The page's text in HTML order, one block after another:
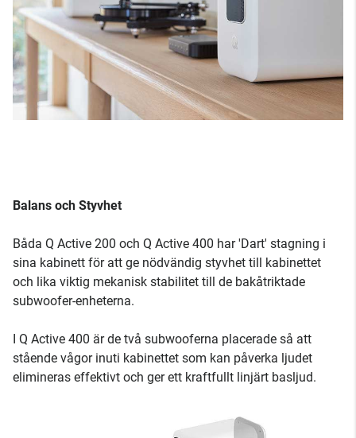
Balans och Styvhet
Båda Q Active 200 och Q Active 400 har 'Dart' stagning i
sina kabinett för att ge nödvändig styvhet till kabinettet
och lika viktig mekanisk stabilitet till de bakåtriktade
subwoofer-enheterna.
I Q Active 400 är de två subwooferna placerade så att
stående vågor inuti kabinettet som kan påverka ljudet
elimineras effektivt och ger ett kraftfullt linjärt basljud.